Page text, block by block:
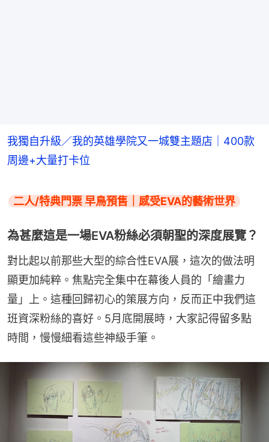
我獨自升級／我的英雄學院又一城雙主題店｜400款
周邊+大量打卡位
二人/特典門票 早鳥預售｜感受EVA的藝術世界
為甚麼這是一場EVA粉絲必須朝聖的深度展覽？
對比起以前那些大型的綜合性EVA展，這次的做法明
顯更加純粹。焦點完全集中在幕後人員的「繪畫力
量」上。這種回歸初心的策展方向，反而正中我們這
班資深粉絲的喜好。5月底開展時，大家記得留多點
時間，慢慢細看這些神級手筆。